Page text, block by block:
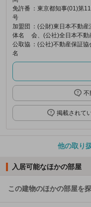
免許番
号
：東京都知事(01)第
加盟団
体名
：(公財)東日本不動
会、(公社)全日本不
公取協
名
：(公社)不動産保証協
不
掲載されて
他の取り
入居可能なほかの部屋
この建物のほかの部屋を